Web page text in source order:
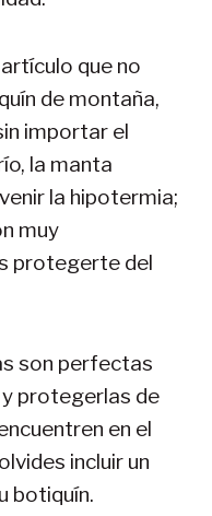
artículo que no
de montaña,
importar el
la manta
la hipotermia;
muy
protegerte del
son perfectas
protegerlas de
en el
incluir un
botiquín.